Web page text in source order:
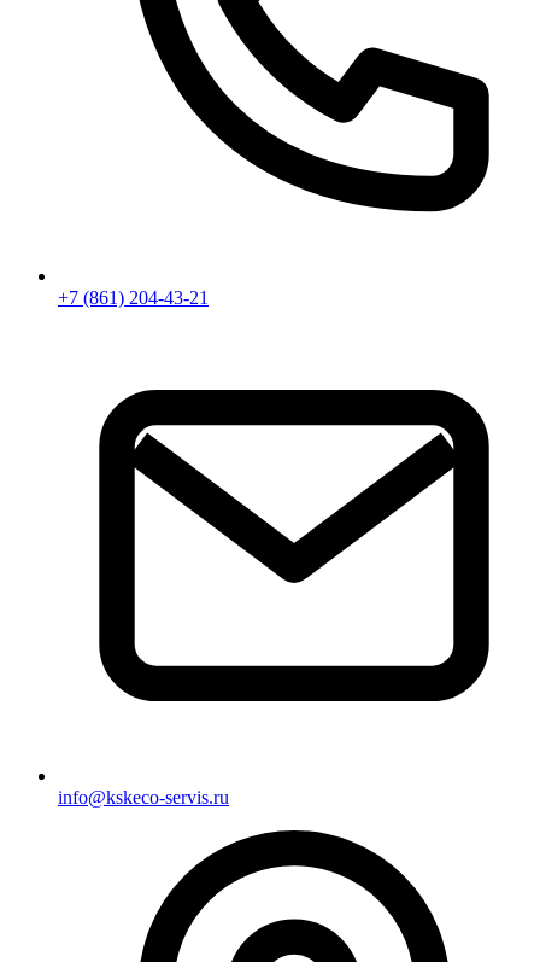
+7 (861) 204-43-21
info@kskeco-servis.ru